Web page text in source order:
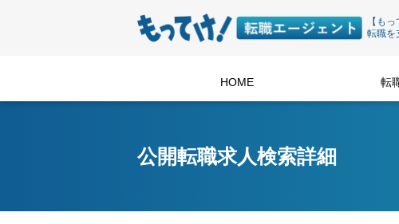
【も
転職を
HOME 転
公開転職求人検索詳細